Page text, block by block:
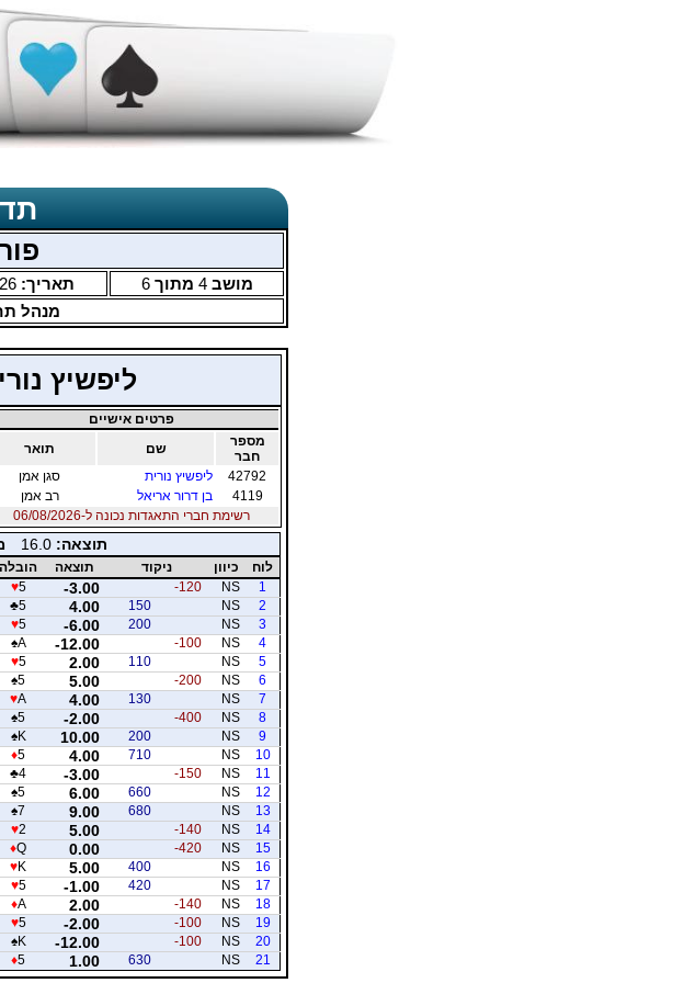
מושב4 מתוך6 תאריך:
מנהל
ליפשיץ
פרטים אישיים
מספר
חבר
שם תואר
42792
ליפשיץ נורית סגן אמן
4119
בן דרור אריאל רב אמן
רשימת חברי התאגדות נכונה ל-06/08/2026
תוצאה: 16.0
לוח כיוון ניקוד תוצאה הובלה
1
NS
-120
-3.00
♥5
2
NS
150
4.00
♣5
3
NS
200
-6.00
♥5
4
NS
-100
-12.00
♠A
5
NS
110
2.00
♥5
6
NS
-200
5.00
♠5
7
NS
130
4.00
♥A
8
NS
-400
-2.00
♠5
9
NS
200
10.00
♠K
10
NS
710
4.00
♦5
11
NS
-150
-3.00
♣4
12
NS
660
6.00
♠5
13
NS
680
9.00
♠7
14
NS
-140
5.00
♥2
15
NS
-420
0.00
♦Q
16
NS
400
5.00
♥K
17
NS
420
-1.00
♥5
18
NS
-140
2.00
♦A
19
NS
-100
-2.00
♥5
20
NS
-100
-12.00
♠K
21
NS
630
1.00
♦5